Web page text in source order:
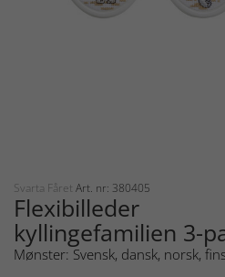
Svarta Fåret Art. nr: 380405
Flexibilleder
kyllingefamilien 3-
Mønster: Svensk, dansk, norsk,